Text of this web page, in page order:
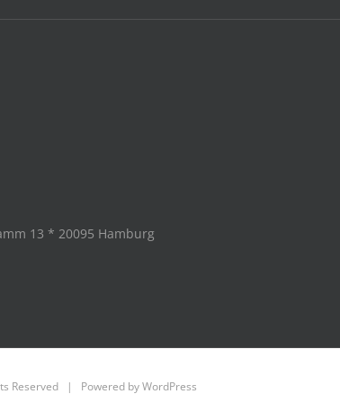
13 * 20095 Hamburg
Reserved | Powered byWordPress